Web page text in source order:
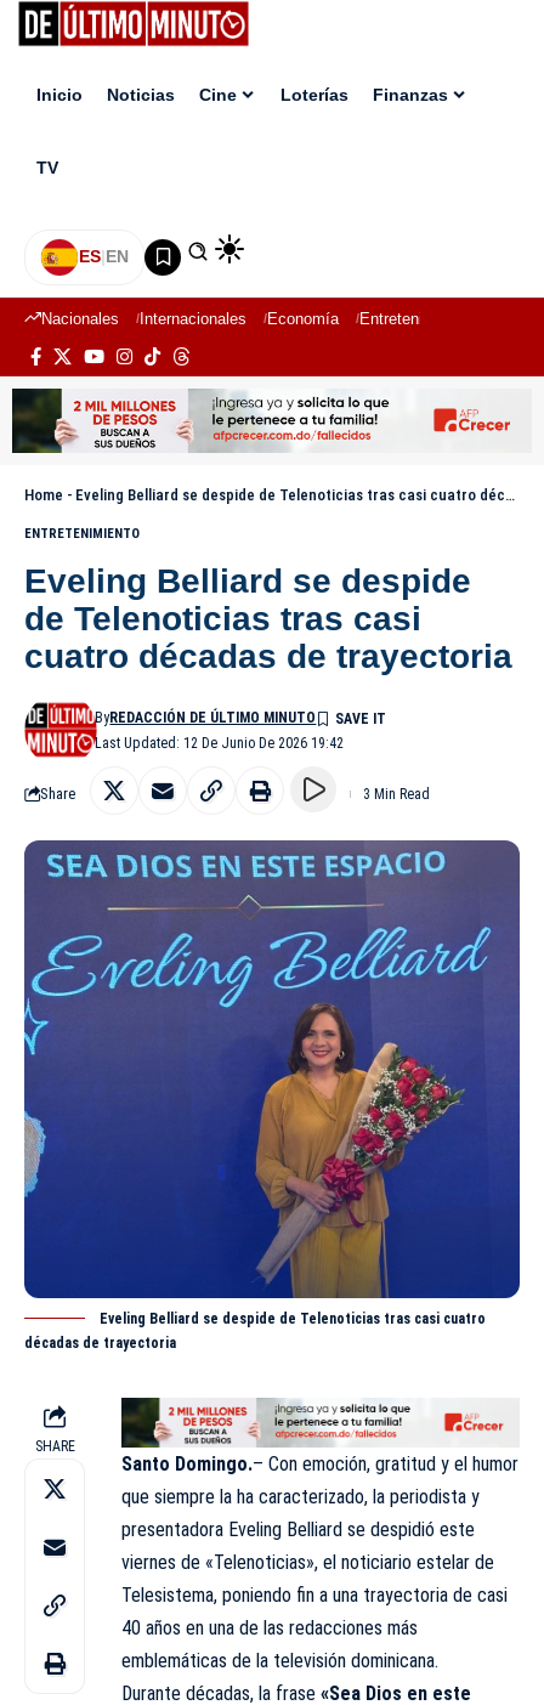
Inicio Noticias Cine Loterías Finanzas
TV
ES|EN
Nacionales Internacionales Economía Entretenimiento
Home - Eveling Belliard se despide de Telenoticias tras casi cuatro décadas de trayectoria
ENTRETENIMIENTO
Eveling Belliard se despide
de Telenoticias tras casi
cuatro décadas de trayectoria
Last Updated: 12 De Junio De 2026 19:42
ByREDACCIÓN DE ÚLTIMO MINUTO
Share 3 Min Read
Eveling Belliard se despide de Telenoticias tras casi cuatro
décadas de trayectoria
SHARE
Santo Domingo.– Con emoción, gratitud y el humor
que siempre la ha caracterizado, la periodista y
presentadora Eveling Belliard se despidió este
viernes de «Telenoticias», el noticiario estelar de
Telesistema, poniendo fin a una trayectoria de casi
40 años en una de las redacciones más
emblemáticas de la televisión dominicana.
Durante décadas, la frase «Sea Dios en este